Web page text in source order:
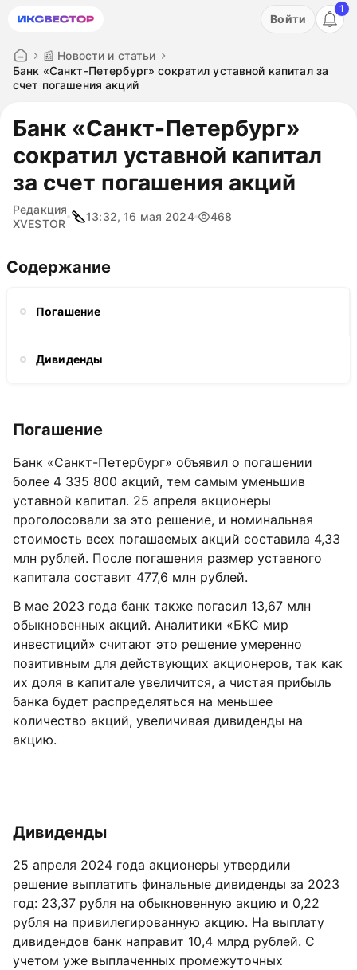
Акция: бесплатный пробный период на 3 дня!
Войти
1
📰 Новости и статьи
Банк «Санкт-Петербург» сократил уставной капитал за
счет погашения акций
Банк «Санкт-Петербург»
сократил уставной капитал
за счет погашения акций
Редакция
XVESTOR
13:32, 16 мая 2024 468
Содержание
Погашение
Дивиденды
Погашение
Банк «Санкт-Петербург» объявил о погашении
более 4 335 800 акций, тем самым уменьшив
уставной капитал. 25 апреля акционеры
проголосовали за это решение, и номинальная
стоимость всех погашаемых акций составила 4,33
млн рублей. После погашения размер уставного
капитала составит 477,6 млн рублей.
В мае 2023 года банк также погасил 13,67 млн
обыкновенных акций. Аналитики «БКС мир
инвестиций» считают это решение умеренно
позитивным для действующих акционеров, так как
их доля в капитале увеличится, а чистая прибыль
банка будет распределяться на меньшее
количество акций, увеличивая дивиденды на
акцию.
Дивиденды
25 апреля 2024 года акционеры утвердили
решение выплатить финальные дивиденды за 2023
год: 23,37 рубля на обыкновенную акцию и 0,22
рубля на привилегированную акцию. На выплату
дивидендов банк направит 10,4 млрд рублей. С
учетом уже выплаченных промежуточных